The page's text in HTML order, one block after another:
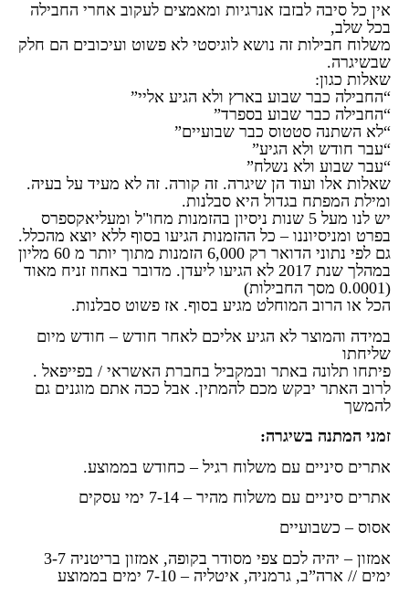
אין כל סיבה לבזבז אנרגיות ומאמצים לעקוב אחרי החבילה
בכל שלב,
משלוח חבילות זה נושא לוגיסטי לא פשוט ועיכובים הם חלק
שבשיגרה.
שאלות כגון:
“החבילה כבר שבוע בארץ ולא הגיע אליי”
“החבילה כבר שבוע בספרד”
“לא השתנה סטטוס כבר שבועיים”
“עבר חודש ולא הגיע”
“עבר שבוע ולא נשלח”
שאלות אלו ועוד הן שיגרה. זה קורה. זה לא מעיד על בעיה.
ומילת המפתח בגדול היא סבלנות.
יש לנו מעל 5 שנות ניסיון בהזמנות מחו"ל ומעליאקספרס
בפרט ומניסיוננו – כל ההזמנות הגיעו בסוף ללא יוצא מהכלל.
גם לפי נתוני הדואר רק 6,000 הזמנות מתוך יותר מ 60 מליון
במהלך שנת 2017 לא הגיעו ליעדן. מדובר באחוז זניח מאוד
(0.0001 מסך החבילות)
הכל או הרוב המוחלט מגיע בסוף. אז פשוט סבלנות.
במידה והמוצר לא הגיע אליכם לאחר חודש – חודש מיום
שליחתו
פיתחו תלונה באתר ובמקביל בחברת האשראי / בפייפאל .
לרוב האתר יבקש מכם להמתין. אבל ככה אתם מוגנים גם
להמשך
זמני המתנה בשיגרה:
אתרים סיניים עם משלוח רגיל – כחודש בממוצע.
אתרים סיניים עם משלוח מהיר – 7-14 ימי עסקים
אסוס – כשבועיים
אמזון – יהיה לכם צפי מסודר בקופה, אמזון בריטניה 3-7
ימים // ארה”ב, גרמניה, איטליה – 7-10 ימים בממוצע